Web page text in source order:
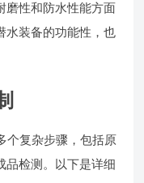
磨性和防水性能方面
水装备的功能性，也
个复杂步骤，包括原
品检测。以下是详细